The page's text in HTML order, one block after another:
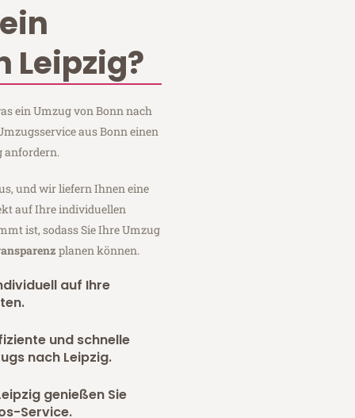
Leipzig?
ein Umzug von Bonn nach
aus Bonn einen
anfordern.
und wir liefern Ihnen eine
auf Ihre individuellen
ist, sodass Sie Ihre Umzug
planen können.
auf Ihre
und schnelle
nach Leipzig.
genießen Sie
Service.